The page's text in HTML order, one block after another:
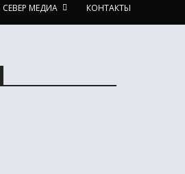
СЕВЕР МЕДИА КОНТАКТЫ